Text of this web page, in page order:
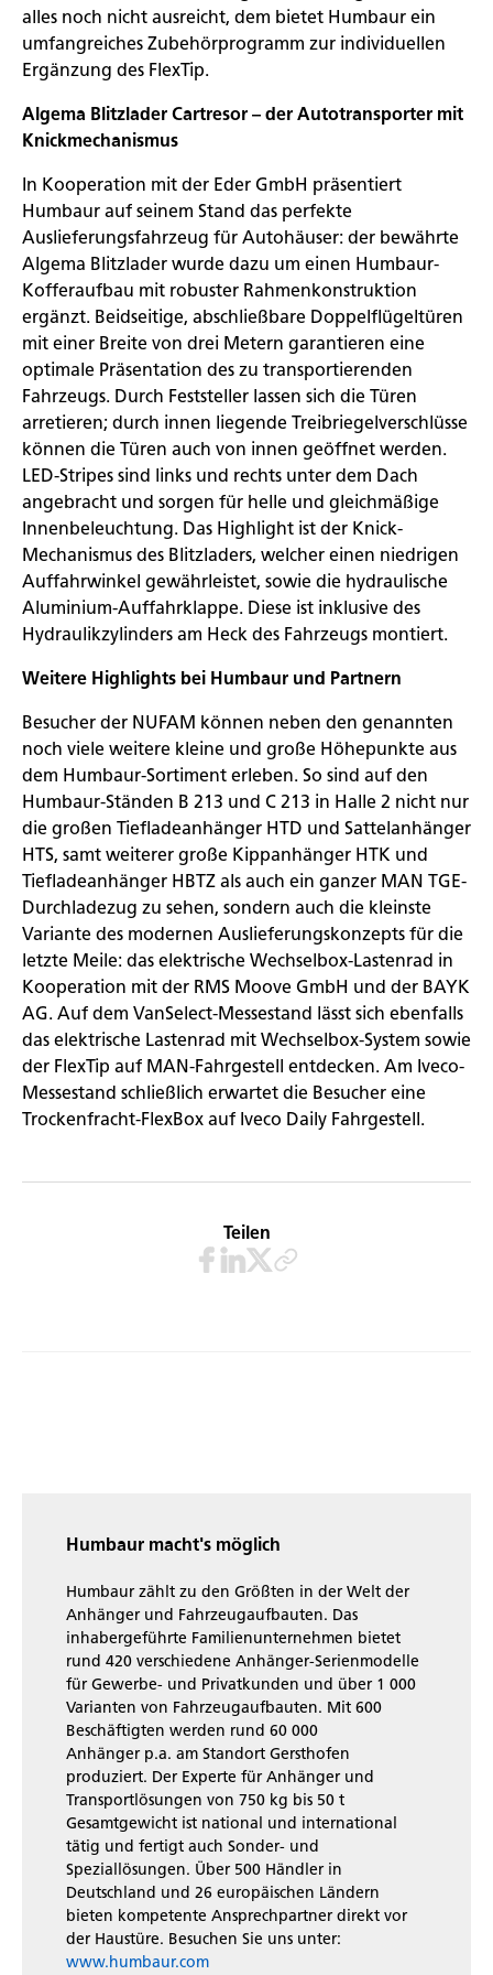
alles noch nicht ausreicht, dem bietet Humbaur ein
umfangreiches Zubehörprogramm zur individuellen
Ergänzung des FlexTip.
Algema Blitzlader Cartresor – der Autotransporter mit
Knickmechanismus
In Kooperation mit der Eder GmbH präsentiert
Humbaur auf seinem Stand das perfekte
Auslieferungsfahrzeug für Autohäuser: der bewährte
Algema Blitzlader wurde dazu um einen Humbaur-
Kofferaufbau mit robuster Rahmenkonstruktion
ergänzt. Beidseitige, abschließbare Doppelflügeltüren
mit einer Breite von drei Metern garantieren eine
optimale Präsentation des zu transportierenden
Fahrzeugs. Durch Feststeller lassen sich die Türen
arretieren; durch innen liegende Treibriegelverschlüsse
können die Türen auch von innen geöffnet werden.
LED-Stripes sind links und rechts unter dem Dach
angebracht und sorgen für helle und gleichmäßige
Innenbeleuchtung. Das Highlight ist der Knick-
Mechanismus des Blitzladers, welcher einen niedrigen
Auffahrwinkel gewährleistet, sowie die hydraulische
Aluminium-Auffahrklappe. Diese ist inklusive des
Hydraulikzylinders am Heck des Fahrzeugs montiert.
Weitere Highlights bei Humbaur und Partnern
Besucher der NUFAM können neben den genannten
noch viele weitere kleine und große Höhepunkte aus
dem Humbaur-Sortiment erleben. So sind auf den
Humbaur-Ständen B 213 und C 213 in Halle 2 nicht nur
die großen Tiefladeanhänger HTD und Sattelanhänger
HTS, samt weiterer große Kippanhänger HTK und
Tiefladeanhänger HBTZ als auch ein ganzer MAN TGE-
Durchladezug zu sehen, sondern auch die kleinste
Variante des modernen Auslieferungskonzepts für die
letzte Meile: das elektrische Wechselbox-Lastenrad in
Kooperation mit der RMS Moove GmbH und der BAYK
AG. Auf dem VanSelect-Messestand lässt sich ebenfalls
das elektrische Lastenrad mit Wechselbox-System sowie
der FlexTip auf MAN-Fahrgestell entdecken. Am Iveco-
Messestand schließlich erwartet die Besucher eine
Trockenfracht-FlexBox auf Iveco Daily Fahrgestell.
Teilen
Humbaur macht's möglich
Humbaur zählt zu den Größten in der Welt der
Anhänger und Fahrzeugaufbauten. Das
inhabergeführte Familienunternehmen bietet
rund 420 verschiedene Anhänger-Serienmodelle
für Gewerbe- und Privatkunden und über 1 000
Varianten von Fahrzeugaufbauten. Mit 600
Beschäftigten werden rund 60 000
Anhänger p.a. am Standort Gersthofen
produziert. Der Experte für Anhänger und
Transportlösungen von 750 kg bis 50 t
Gesamtgewicht ist national und international
tätig und fertigt auch Sonder- und
Speziallösungen. Über 500 Händler in
Deutschland und 26 europäischen Ländern
bieten kompetente Ansprechpartner direkt vor
der Haustüre. Besuchen Sie uns unter:
www.humbaur.com